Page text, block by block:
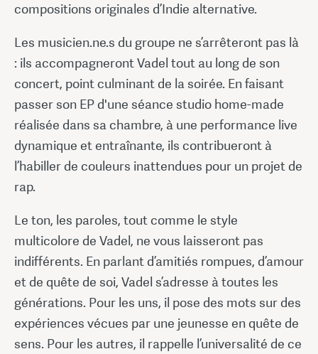
compositions originales d’Indie alternative.
Les musicien.ne.s du groupe ne s’arrêteront pas là
: ils accompagneront Vadel tout au long de son
concert, point culminant de la soirée. En faisant
passer son EP d'une séance studio home-made
réalisée dans sa chambre, à une performance live
dynamique et entraînante, ils contribueront à
l’habiller de couleurs inattendues pour un projet de
rap.
Le ton, les paroles, tout comme le style
multicolore de Vadel, ne vous laisseront pas
indifférents. En parlant d’amitiés rompues, d’amour
et de quête de soi, Vadel s’adresse à toutes les
générations. Pour les uns, il pose des mots sur des
expériences vécues par une jeunesse en quête de
sens. Pour les autres, il rappelle l’universalité de ce